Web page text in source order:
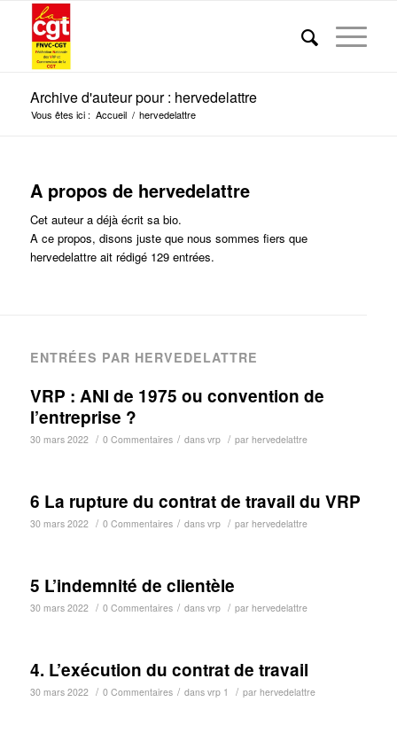
Archive d'auteur pour : hervedelattre
Vous êtes ici : Accueil / hervedelattre
A propos de hervedelattre
Cet auteur a déjà écrit sa bio.
A ce propos, disons juste que nous sommes fiers que
hervedelattreait rédigé 129 entrées.
ENTRÉES PAR HERVEDELATTRE
VRP : ANI de 1975 ou convention de
l’entreprise ?
30 mars 2022 / 0 Commentaires / dans vrp / par hervedelattre
6 La rupture du contrat de travail du VRP
30 mars 2022 / 0 Commentaires / dans vrp / par hervedelattre
5 L’indemnité de clientèle
30 mars 2022 / 0 Commentaires / dans vrp / par hervedelattre
4. L’exécution du contrat de travail
30 mars 2022 / 0 Commentaires / dans vrp 1 / par hervedelattre